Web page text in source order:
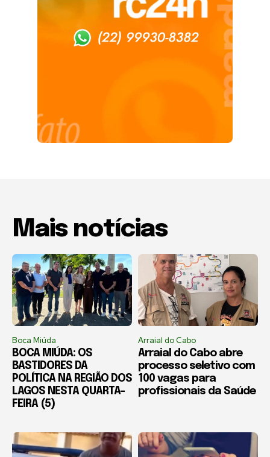
Mais notícias
Boca Miúda
BOCA MIÚDA: OS
BASTIDORES DA
POLÍTICA NA REGIÃO DOS
LAGOS NESTA QUARTA-
FEIRA (5)
Arraial do Cabo
Arraial do Cabo abre
processo seletivo com
100 vagas para
profissionais da Saúde